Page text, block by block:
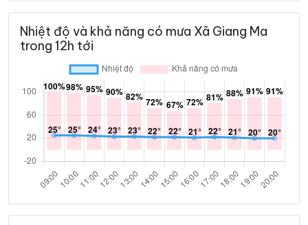
Nhiệt độ và khả năng có mưa Xã Giang Ma
trong 12h tới